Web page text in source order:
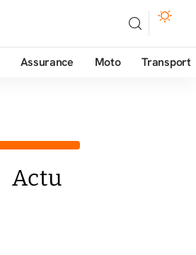
Assurance Moto Transport
Actu